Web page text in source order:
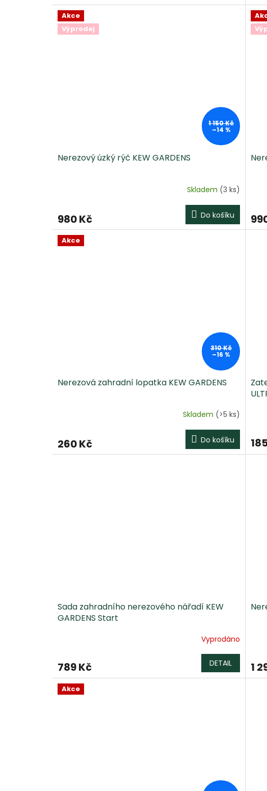
Akce
Výprodej
1 150 Kč
–14 %
Nerezový úzký rýč KEW GARDENS
Skladem (3 ks)
980 Kč Do košíku
Akce
310 Kč
–16 %
Nerezová zahradní lopatka KEW GARDENS
Skladem (>5 ks)
260 Kč Do košíku
Sada zahradního nerezového nářadí KEW
GARDENS Start
je
5,0
Vyprodáno
789 Kč DETAIL 1
Akce